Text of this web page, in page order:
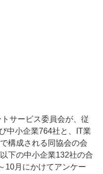
サービス委員会が、従
中小企業764社と、IT業
構成される同協会の会
下の中小企業132社の合
10月にかけてアンケー